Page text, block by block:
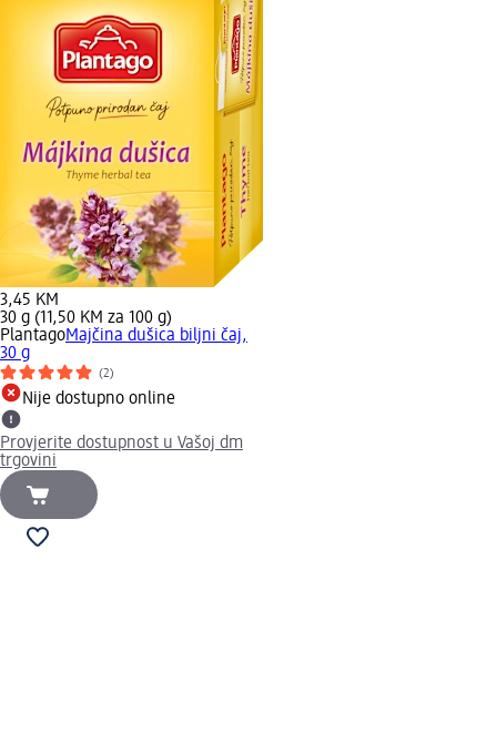
3,45 KM
30 g (11,50 KM za 100 g)
PlantagoMajčina dušica biljni čaj,
30 g
(2)
Nije dostupno online
Provjerite dostupnost u Vašoj dm
trgovini